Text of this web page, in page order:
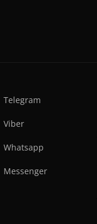
Telegram
Viber
Whatsapp
Messenger